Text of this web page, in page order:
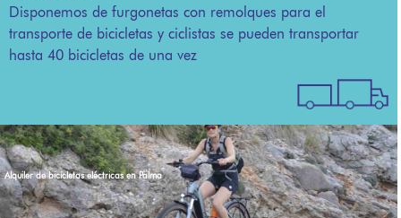
Disponemos de furgonetas con remolques para el
transporte de bicicletas y ciclistas se pueden transportar
hasta 40 bicicletas de una vez
Alquiler de bicicletas eléctricas en Palma